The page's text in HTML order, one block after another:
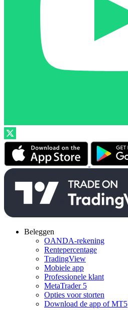
Beleggen
OANDA-rekening
Rentepercentage
TradingView
Mobiele app
Professionele klant
MetaTrader 5
Opties voor storten
Download de app of MT5